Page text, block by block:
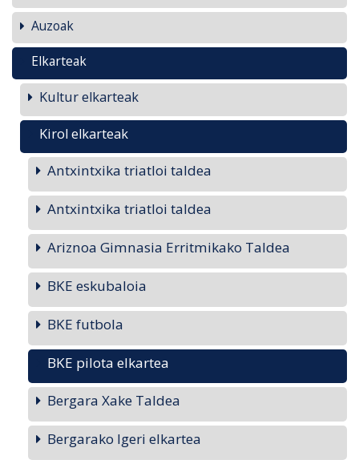
Auzoak
Elkarteak
Kultur elkarteak
Kirol elkarteak
Antxintxika triatloi taldea
Antxintxika triatloi taldea
Ariznoa Gimnasia Erritmikako Taldea
BKE eskubaloia
BKE futbola
BKE pilota elkartea
Bergara Xake Taldea
Bergarako Igeri elkartea